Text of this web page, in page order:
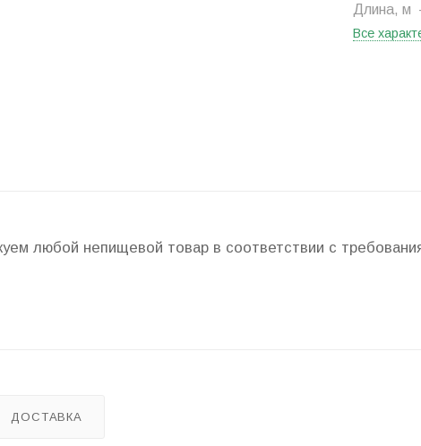
Длина, м
Все
любой непищевой товар в соответствии с
ДОСТАВКА